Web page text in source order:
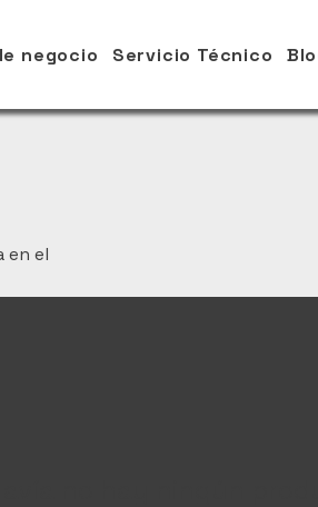
negocio Servicio Técnico
en el